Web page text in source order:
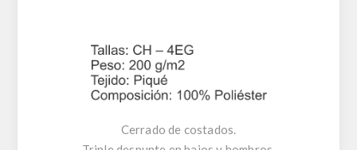
Cerrado de costados.